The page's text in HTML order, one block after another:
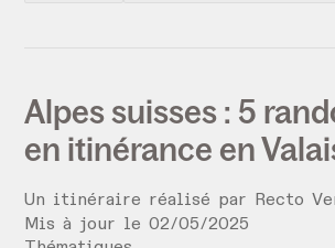
Alpes suisses : 5
en itinérance en
Un itinéraire réalisé par Recto
Mis à jour le02/05/2025